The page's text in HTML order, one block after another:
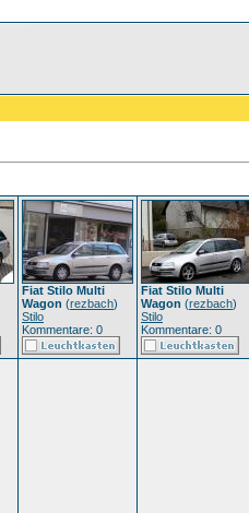
Fiat Stilo Multi
Wagon (rezbach)
Stilo
Kommentare: 0
Fiat Stilo Multi
Wagon (rezbach)
Stilo
Kommentare: 0